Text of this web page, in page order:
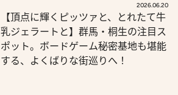
2026.06.20
【頂点に輝くピッツァと、とれたて牛
乳ジェラートと】群馬・桐生の注目ス
ポット。ボードゲーム秘密基地も堪能
する、よくばりな街巡りへ！